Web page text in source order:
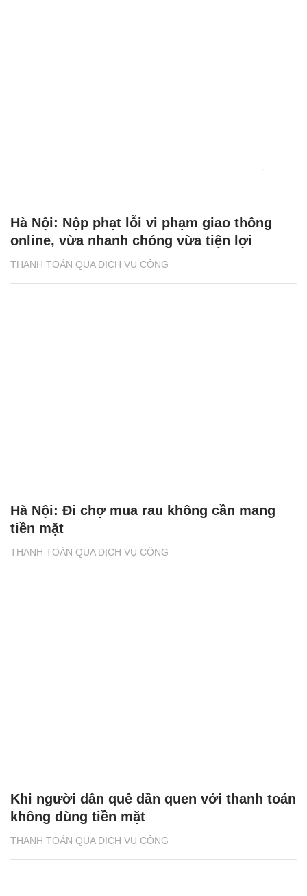
THANH TOÁN QUA DỊCH VỤ CÔNG
Hà Nội: Nộp phạt lỗi vi phạm giao thông
online, vừa nhanh chóng vừa tiện lợi
THANH TOÁN QUA DỊCH VỤ CÔNG
Hà Nội: Đi chợ mua rau không cần mang
tiền mặt
THANH TOÁN QUA DỊCH VỤ CÔNG
Khi người dân quê dần quen với thanh toán
không dùng tiền mặt